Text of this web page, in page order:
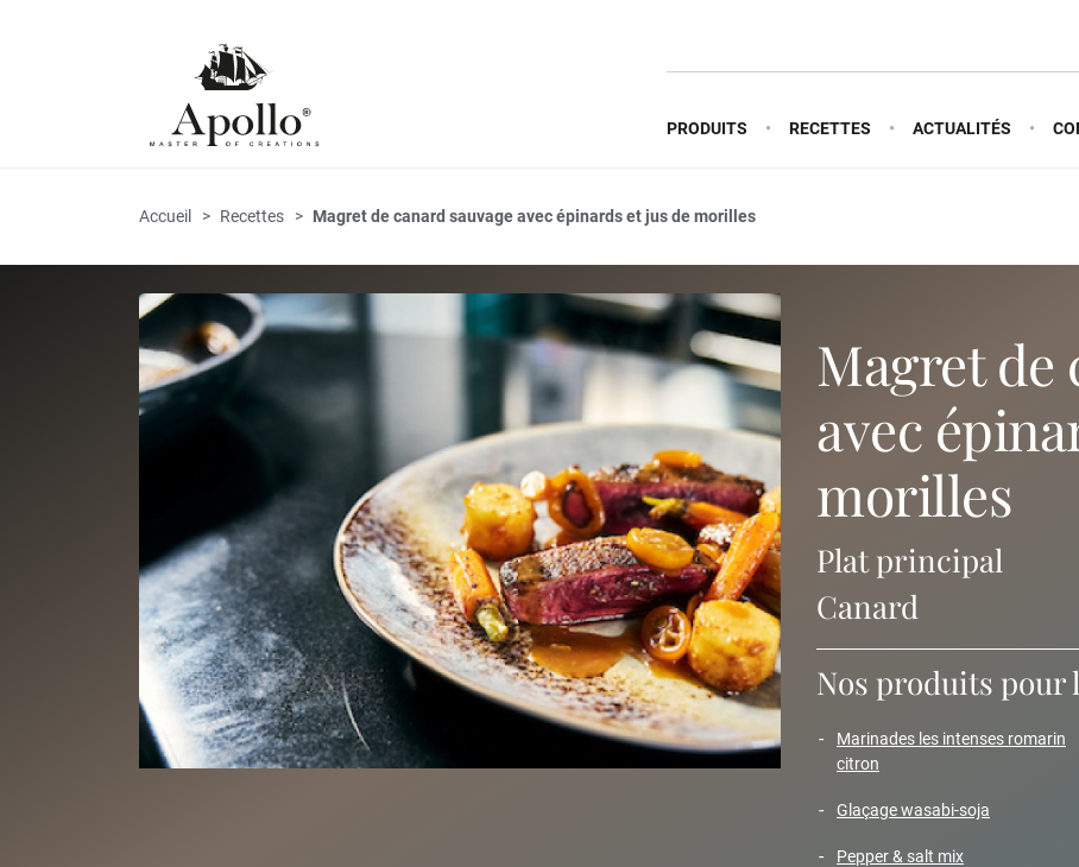
PRODUITS RECETTES ACTUALITÉS
Accueil Recettes Magret de canard sauvage avec épinards et jus de morilles
magret de canard sauvage
avec
morilles
Plat principal
Canard
Nos produits pour
marinades les intenses romarin
citron
glaçage wasabi-soja
pepper & salt mix